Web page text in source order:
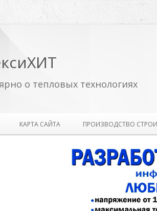
о тепловых технологиях
КАРТА САЙТА ПРОИЗВОДСТВО